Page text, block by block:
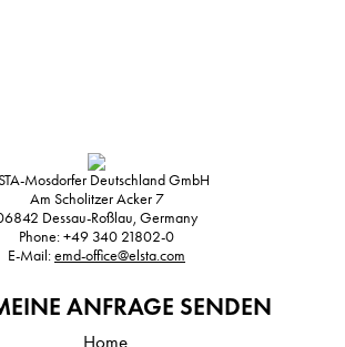
Mosdorfer Deutschland GmbH
Am Scholitzer Acker 7
Dessau-Roßlau, Germany
Phone:+49 340 21802-0
E-Mail:emd-office@elsta.com
ANFRAGE SENDEN
Home